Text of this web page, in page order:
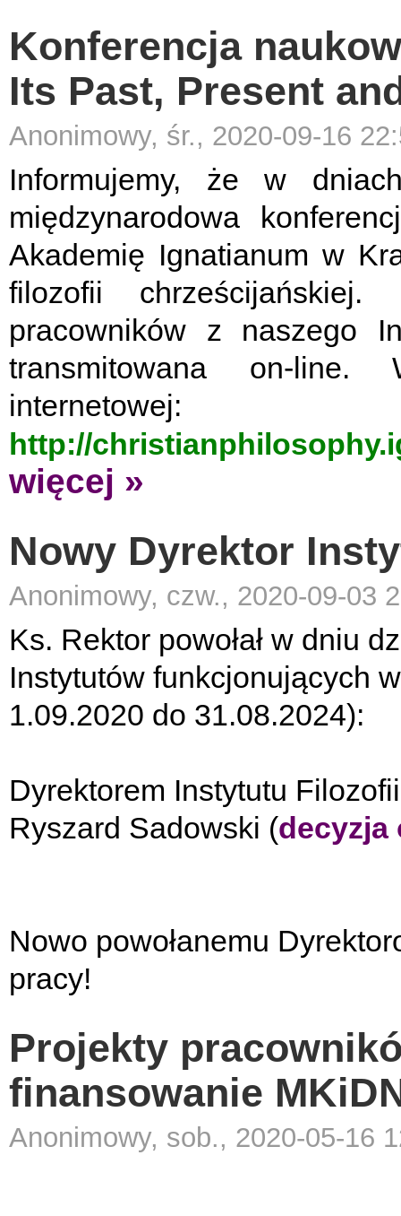
Konferencja
Its Past, Present
Anonimowy, śr., 2020-09-16
Informujemy, że w
międzynarodowa
Akademię Ignatianum w
filozofii chrześcijańskiej.
pracowników z naszego
transmitowana on-
internetowej:
http://
więcej »
Nowy Dyrektor
Anonimowy, czw., 2020-09-03
Ks. Rektor powołał w dniu
Instytutów funkcjonujących
1.09.2020 do 31.08.2024):
Dyrektorem Instytutu
Ryszard Sadowski (decyzja
Nowo powołanemu
pracy!
Projekty
finansowanie
Anonimowy, sob., 2020-05-16